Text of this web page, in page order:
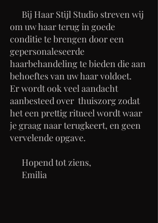
Bij Haar Stijl Studio streven wij
om uw haar terug in goede
conditie te brengen door een
gepersonaleseerde
haarbehandeling te bieden die aan
behoeftes van uw haar voldoet.
Er wordt ook veel aandacht
aanbesteed over thuiszorg zodat
het een prettig ritueel wordt waar
je graag naar terugkeert, en geen
vervelende opgave.
Hopend tot ziens,
Emilia